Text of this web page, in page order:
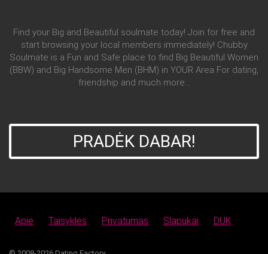
Find your Big and Beautiful soulmate today! Join for free and
start browsing your local members immediately! Chubby
Soulmate is a Fun and Safe place to find Big Beautiful Women
(BBW) and Big Handsome Men (BHM) in YOUR Area For dating,
friendship and much more...
PRADĖK DABAR!
Apie Taisyklės Privatumas Slapukai DUK